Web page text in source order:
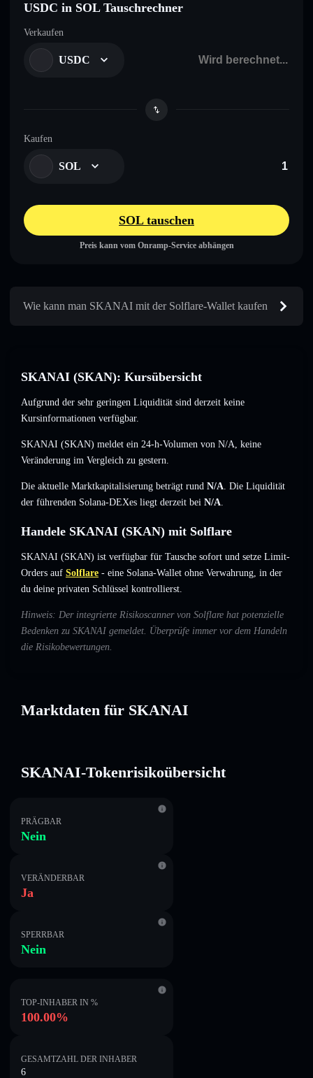
USDC in SOL Tauschrechner
Verkaufen
USDC
Kaufen
SOL
SOL tauschen
Preis kann vom Onramp-Service abhängen
Wie kann man SKANAI mit der Solflare-Wallet kaufen
SKANAI (SKAN): Kursübersicht
Aufgrund der sehr geringen Liquidität sind derzeit keine
Kursinformationen verfügbar.
SKANAI (SKAN) meldet ein 24-h-Volumen von N/A, keine
Veränderung im Vergleich zu gestern.
Die aktuelle Marktkapitalisierung beträgt rund N/A. Die Liquidität
der führenden Solana-DEXes liegt derzeit bei N/A.
Handele SKANAI (SKAN) mit Solflare
SKANAI (SKAN) ist verfügbar für Tausche sofort und setze Limit-
Orders auf Solflare - eine Solana-Wallet ohne Verwahrung, in der
du deine privaten Schlüssel kontrollierst.
Hinweis: Der integrierte Risikoscanner von Solflare hat potenzielle
Bedenken zu SKANAI gemeldet. Überprüfe immer vor dem Handeln
die Risikobewertungen.
Marktdaten für SKANAI
SKANAI-Tokenrisikoübersicht
PRÄGBAR
Nein
VERÄNDERBAR
Ja
SPERRBAR
Nein
TOP-INHABER IN %
100.00%
GESAMTZAHL DER INHABER
6